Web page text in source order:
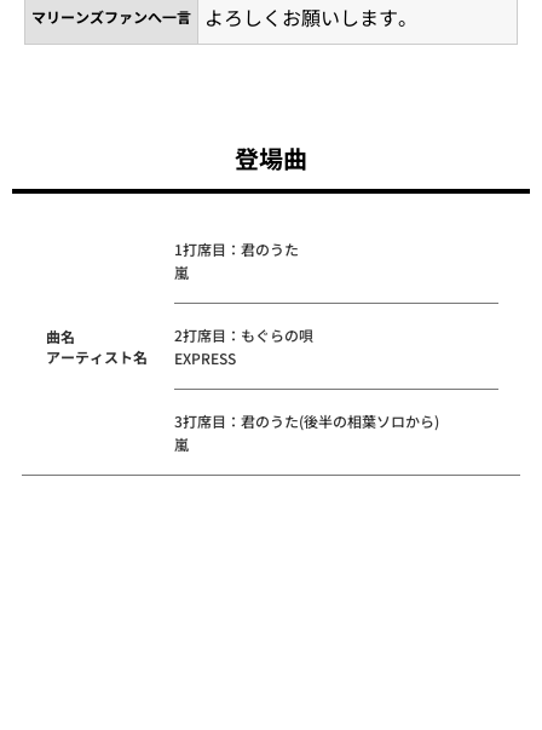
マリーンズファンへ一言 よろしくお願いします。
登場曲
曲名
アーティスト名
1打席目：君のうた
嵐
2打席目：もぐらの唄
EXPRESS
3打席目：君のうた(後半の相葉ソロから)
嵐